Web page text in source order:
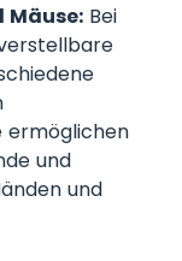
Bei
ermöglichen
und
und